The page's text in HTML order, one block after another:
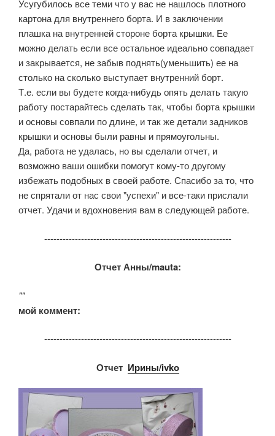
Усугубилось все теми что у вас не нашлось плотного
картона для внутреннего борта. И в заключении
плашка на внутренней стороне борта крышки. Ее
можно делать если все остальное идеально совпадает
и закрывается, не забыв поднять(уменьшить) ее на
столько на сколько выступает внутренний борт.
Т.е. если вы будете когда-нибудь опять делать такую
работу постарайтесь сделать так, чтобы борта крышки
и основы совпали по длине, и так же детали задников
крышки и основы были равны и прямоугольны.
Да, работа не удалась, но вы сделали отчет, и
возможно ваши ошибки помогут кому-то другому
избежать подобных в своей работе. Спасибо за то, что
не спрятали от нас свои "успехи" и все-таки прислали
отчет. Удачи и вдохновения вам в следующей работе.
-------------------------------------------------------------
Отчет Анны/mauta:
""
мой коммент:
-------------------------------------------------------------
Отчет Ирины/ivko